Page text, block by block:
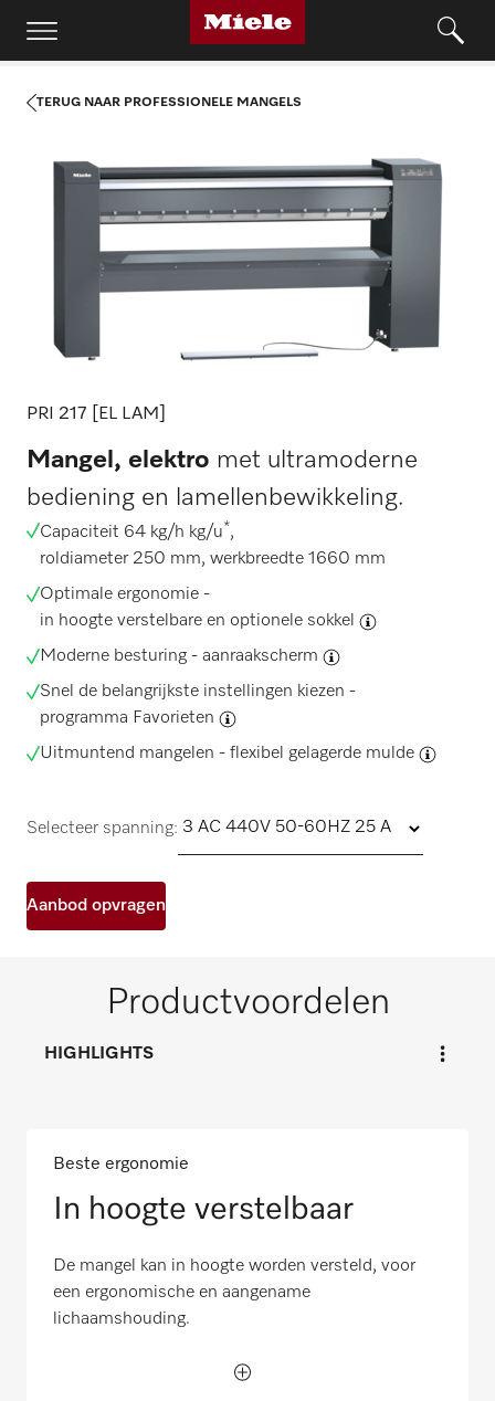
TERUG NAAR PROFESSIONELE MANGELS
PRI 217 [EL LAM]
Mangel, elektro met ultramoderne
bediening en lamellenbewikkeling.
Capaciteit 64 kg/h kg/u*,
roldiameter 250 mm, werkbreedte 1660 mm
Optimale ergonomie -
in hoogte verstelbare en optionele sokkel
Moderne besturing - aanraakscherm
Snel de belangrijkste instellingen kiezen -
programma Favorieten
Uitmuntend mangelen - flexibel gelagerde mulde
Selecteer spanning:
Aanbod opvragen
Productvoordelen
HIGHLIGHTS
Beste ergonomie
In hoogte verstelbaar
De mangel kan in hoogte worden versteld, voor
een ergonomische en aangename
lichaamshouding.